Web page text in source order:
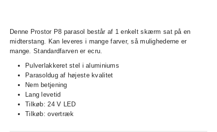
Denne Prostor P8 parasol består af 1 enkelt skærm sat på en
midterstang. Kan leveres i mange farver, så mulighederne er
mange. Standardfarven er ecru.
Pulverlakkeret stel i aluminiums
Parasoldug af højeste kvalitet
Nem betjening
Lang levetid
Tilkøb: 24 V LED
Tilkøb: overtræk